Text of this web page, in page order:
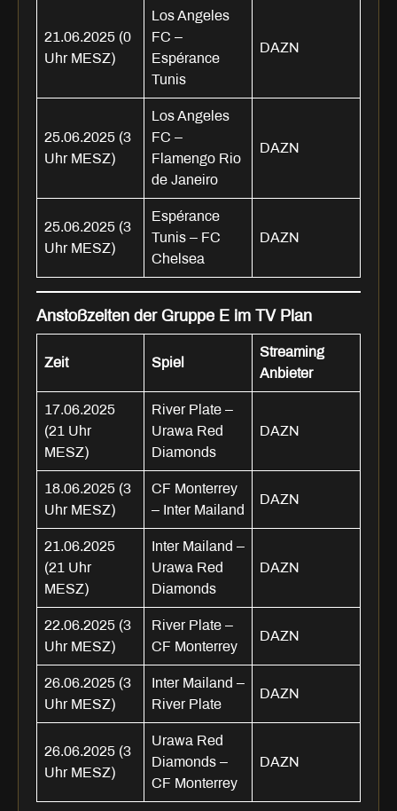
21.06.2025 (0
Uhr MESZ)
Los Angeles
FC –
Espérance
Tunis
DAZN
25.06.2025 (3
Uhr MESZ)
Los Angeles
FC –
Flamengo Rio
de Janeiro
DAZN
25.06.2025 (3
Uhr MESZ)
Espérance
Tunis – FC
Chelsea
DAZN
Anstoßzeiten der Gruppe E im TV Plan
Zeit Spiel
Streaming
Anbieter
17.06.2025
(21 Uhr
MESZ)
River Plate –
Urawa Red
Diamonds
DAZN
18.06.2025 (3
Uhr MESZ)
CF Monterrey
– Inter Mailand
DAZN
21.06.2025
(21 Uhr
MESZ)
Inter Mailand –
Urawa Red
Diamonds
DAZN
22.06.2025 (3
Uhr MESZ)
River Plate –
CF Monterrey
DAZN
26.06.2025 (3
Uhr MESZ)
Inter Mailand –
River Plate
DAZN
26.06.2025 (3
Uhr MESZ)
Urawa Red
Diamonds –
CF Monterrey
DAZN